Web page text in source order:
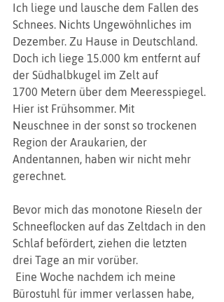
Ich liege und lausche dem Fallen des
Schnees. Nichts Ungewöhnliches im
Dezember. Zu Hause in Deutschland.
Doch ich liege 15.000 km entfernt auf
der Südhalbkugel im Zelt auf
1700 Metern über dem Meeresspiegel.
Hier ist Frühsommer. Mit
Neuschnee in der sonst so trockenen
Region der Araukarien, der
Andentannen, haben wir nicht mehr
gerechnet.
Bevor mich das monotone Rieseln der
Schneeflocken auf das Zeltdach in den
Schlaf befördert, ziehen die letzten
drei Tage an mir vorüber.
Bürostuhl für immer verlassen habe,